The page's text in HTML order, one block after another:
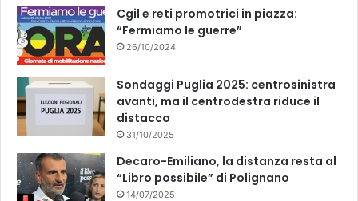
k
Cgil e reti promotrici in piazza:
“Fermiamo le guerre”
26/10/2024
Sondaggi Puglia 2025: centrosinistra
avanti, ma il centrodestra riduce il
distacco
31/10/2025
Decaro-Emiliano, la distanza resta al
“Libro possibile” di Polignano
14/07/2025